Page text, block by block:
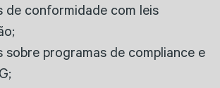
de conformidade com leis
sobre programas de compliance e